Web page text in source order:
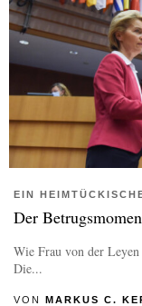
EIN
Der
Wie Frau von der
Die...
VON MARKUS C.